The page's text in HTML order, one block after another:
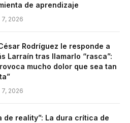
de aprendizaje
2026
Rodríguez le responde a
Larraín tras llamarlo “rasca”:
mucho dolor que sea tan
2026
de reality”: La dura crítica de